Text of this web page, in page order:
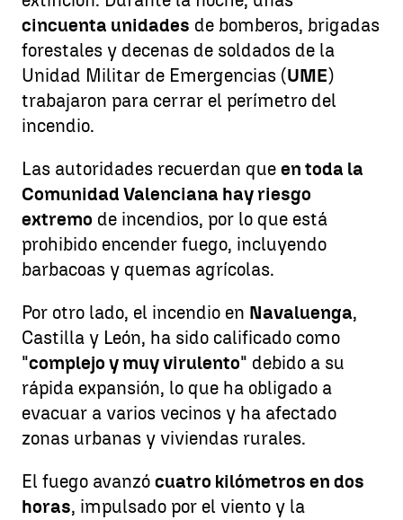
cincuenta unidades de bomberos, brigadas
forestales y decenas de soldados de la
Unidad Militar de Emergencias (UME)
trabajaron para cerrar el perímetro del
incendio.
Las autoridades recuerdan que en toda la
Comunidad Valenciana hay riesgo
extremo de incendios, por lo que está
prohibido encender fuego, incluyendo
barbacoas y quemas agrícolas.
Por otro lado, el incendio en Navaluenga,
Castilla y León, ha sido calificado como
"complejo y muy virulento" debido a su
rápida expansión, lo que ha obligado a
evacuar a varios vecinos y ha afectado
zonas urbanas y viviendas rurales.
El fuego avanzó cuatro kilómetros en dos
horas, impulsado por el viento y la